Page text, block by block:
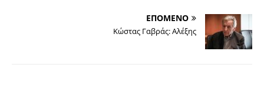
ΕΠΟΜΕΝΟ
Κώστας Γαβράς: Αλέξης